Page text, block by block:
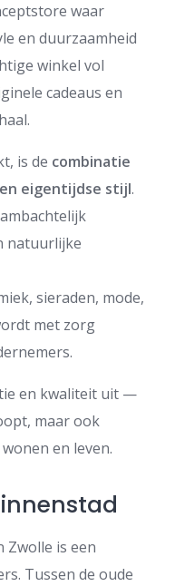
waar
en duurzaamheid
winkel vol
cadeaus en
is de combinatie
eigentijdse stijl.
natuurlijke
sieraden, mode,
met zorg
en kwaliteit uit —
maar ook
en leven.
Zwolle is een
Tussen de oude